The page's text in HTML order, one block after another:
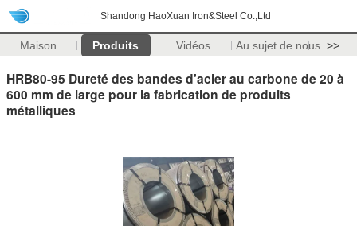
Shandong HaoXuan Iron&Steel Co.,Ltd
Maison Produits Vidéos Au sujet de nous >>
HRB80-95 Dureté des bandes d'acier au carbone de 20 à
600 mm de large pour la fabrication de produits
métalliques